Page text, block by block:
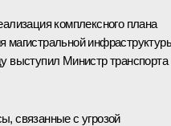
комплексного плана
магистральной
выступил Министр транспорта
связанные с угрозой